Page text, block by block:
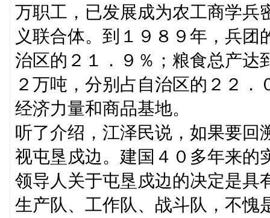
万职工，已发展成为农工商学兵
义联合体。到１９８９年，兵
治区的２１．９％；粮食总产达
２万吨，分别占自治区的２２
经济力量和商品基地。
听了介绍，江泽民说，如果要回
视屯垦戍边。建国４０多年来的
领导人关于屯垦戍边的决定是具
生产队、工作队、战斗队，不愧